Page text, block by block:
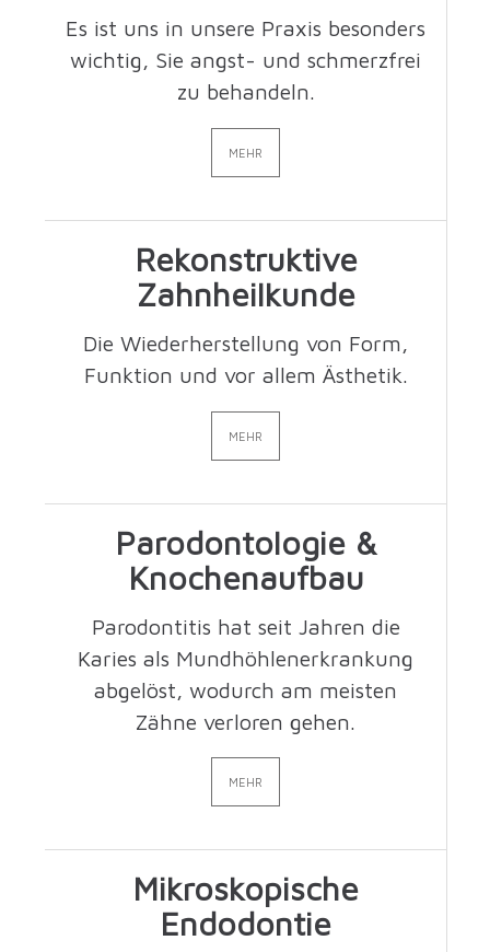
Es ist uns in unsere Praxis besonders
wichtig, Sie angst- und schmerzfrei
zu behandeln.
MEHR
Rekonstruktive
Zahnheilkunde
Die Wiederherstellung von Form,
Funktion und vor allem Ästhetik.
MEHR
Parodontologie &
Knochenaufbau
Parodontitis hat seit Jahren die
Karies als Mundhöhlenerkrankung
abgelöst, wodurch am meisten
Zähne verloren gehen.
MEHR
Mikroskopische
Endodontie